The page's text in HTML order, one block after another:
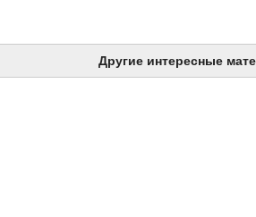
Другие интересные